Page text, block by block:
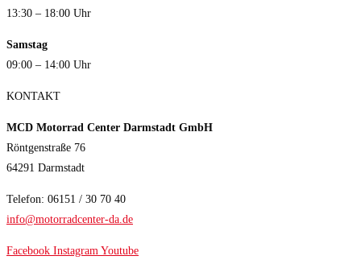
13:30 – 18:00 Uhr
Samstag
09:00 – 14:00 Uhr
KONTAKT
MCD Motorrad Center Darmstadt GmbH
Röntgenstraße 76
64291 Darmstadt
Telefon: 06151 / 30 70 40
info@motorradcenter-da.de
Facebook Instagram Youtube